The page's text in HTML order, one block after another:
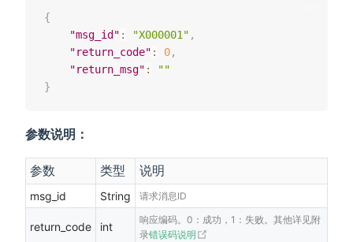
{
"msg_id" : "X000001" ,
"return_code" : 0,
"return_msg" :
""
}
参数说明：
参数 类型 说明
msg_id String 请求消息ID
return_code int
响应编码。0：成功，1：失败。其他详见附
录错误码说明